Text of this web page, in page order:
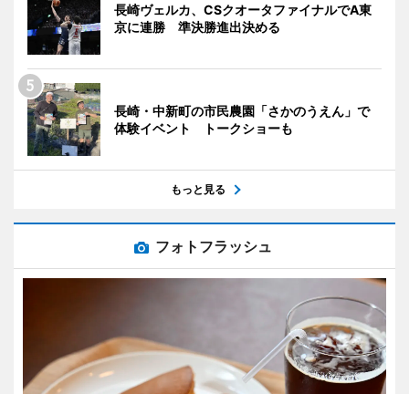
長崎ヴェルカ、CSクオータファイナルでA東
京に連勝 準決勝進出決める
長崎・中新町の市民農園「さかのうえん」で
体験イベント トークショーも
もっと見る
フォトフラッシュ